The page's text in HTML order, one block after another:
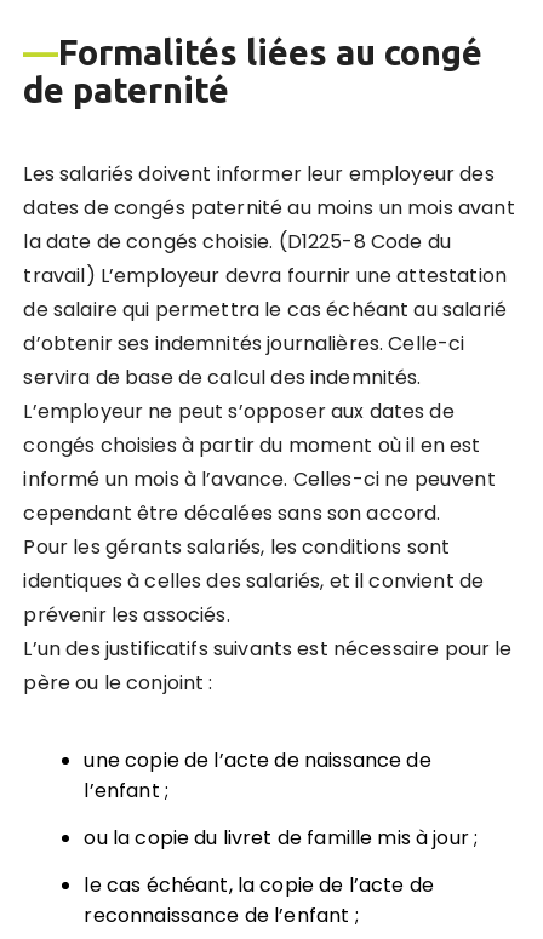
—Formalités liées au congé
de paternité
Les salariés doivent informer leur employeur des
dates de congés paternité au moins un mois avant
la date de congés choisie. (D1225-8 Code du
travail) L’employeur devra fournir une attestation
de salaire qui permettra le cas échéant au salarié
d’obtenir ses indemnités journalières. Celle-ci
servira de base de calcul des indemnités.
L’employeur ne peut s’opposer aux dates de
congés choisies à partir du moment où il en est
informé un mois à l’avance. Celles-ci ne peuvent
cependant être décalées sans son accord.
Pour les gérants salariés, les conditions sont
identiques à celles des salariés, et il convient de
prévenir les associés.
L’un des justificatifs suivants est nécessaire pour le
père ou le conjoint :
une copie de l’acte de naissance de
l’enfant ;
ou la copie du livret de famille mis à jour ;
le cas échéant, la copie de l’acte de
reconnaissance de l’enfant ;